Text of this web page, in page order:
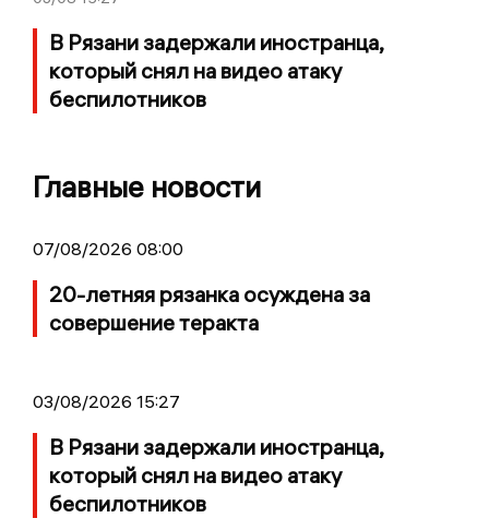
В Рязани задержали иностранца,
который снял на видео атаку
беспилотников
Главные новости
07/08/2026 08:00
20-летняя рязанка осуждена за
совершение теракта
03/08/2026 15:27
В Рязани задержали иностранца,
который снял на видео атаку
беспилотников